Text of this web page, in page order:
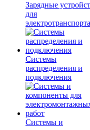
Зарядные
для
электротранспорта
Системы
распределения и
подключения
Системы и